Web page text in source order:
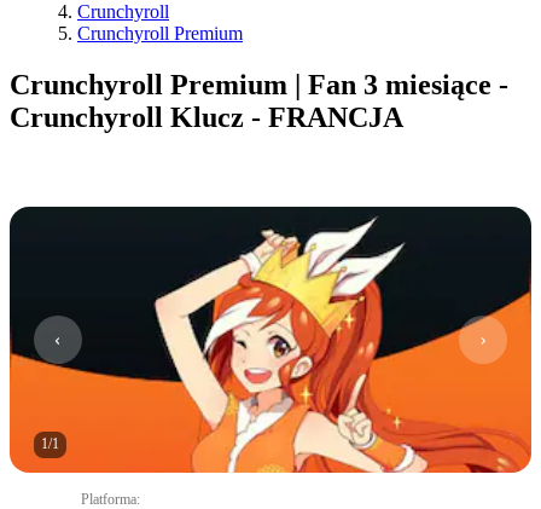
Crunchyroll
Crunchyroll Premium
Crunchyroll Premium | Fan 3 miesiące -
Crunchyroll Klucz - FRANCJA
1/1
Platforma: